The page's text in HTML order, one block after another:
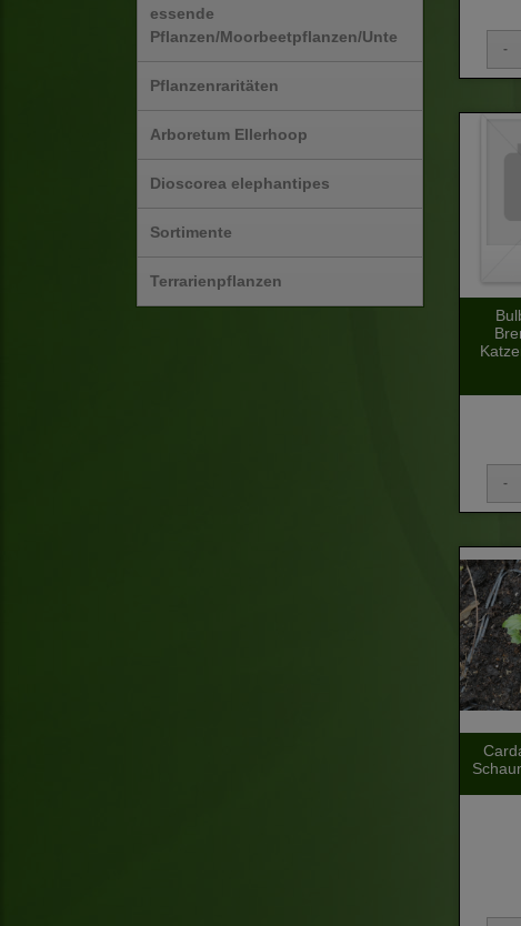
essende
Pflanzen/Moorbeetpflanzen/Unte
Pflanzenraritäten
Arboretum Ellerhoop
Dioscorea elephantipes
Sortimente
Terrarienpflanzen